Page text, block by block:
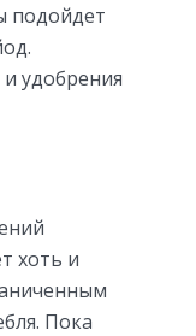
подойдет
удобрения
хоть и
Пока